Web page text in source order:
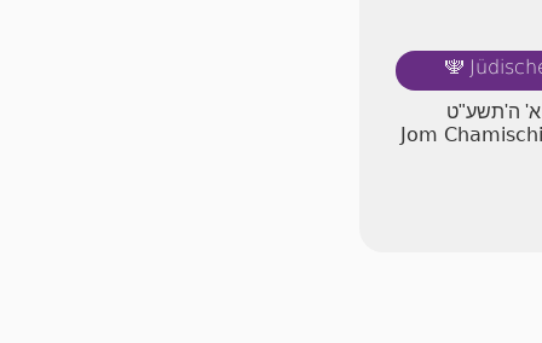
🕎
א' ה'תשע"ט
Jom